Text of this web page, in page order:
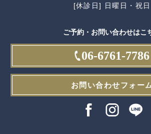
[休診日] 日曜日・祝日
ご予約・お問い合わせはこ
06-6761-7786
お問い合わせフォー